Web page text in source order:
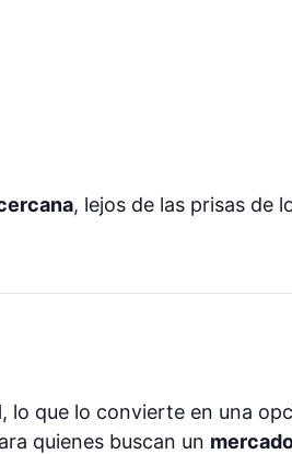
, lejos de las prisas de
, lo que lo convierte en una
quienes buscan un